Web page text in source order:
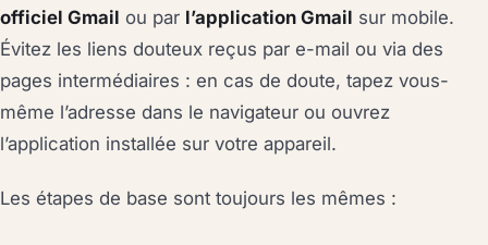
officiel Gmail ou par l’application Gmail sur mobile.
Évitez les liens douteux reçus par e-mail ou via des
pages intermédiaires : en cas de doute, tapez vous-
même l’adresse dans le navigateur ou ouvrez
l’application installée sur votre appareil.
Les étapes de base sont toujours les mêmes :